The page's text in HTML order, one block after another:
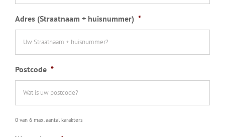
Adres (Straatnaam + huisnummer) *
Postcode *
0 van 6 max. aantal karakters